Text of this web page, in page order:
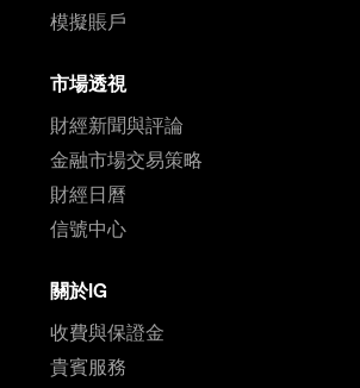
模擬賬戶
市場透視
財經新聞與評論
金融市場交易策略
財經日曆
信號中心
關於IG
收費與保證金
貴賓服務